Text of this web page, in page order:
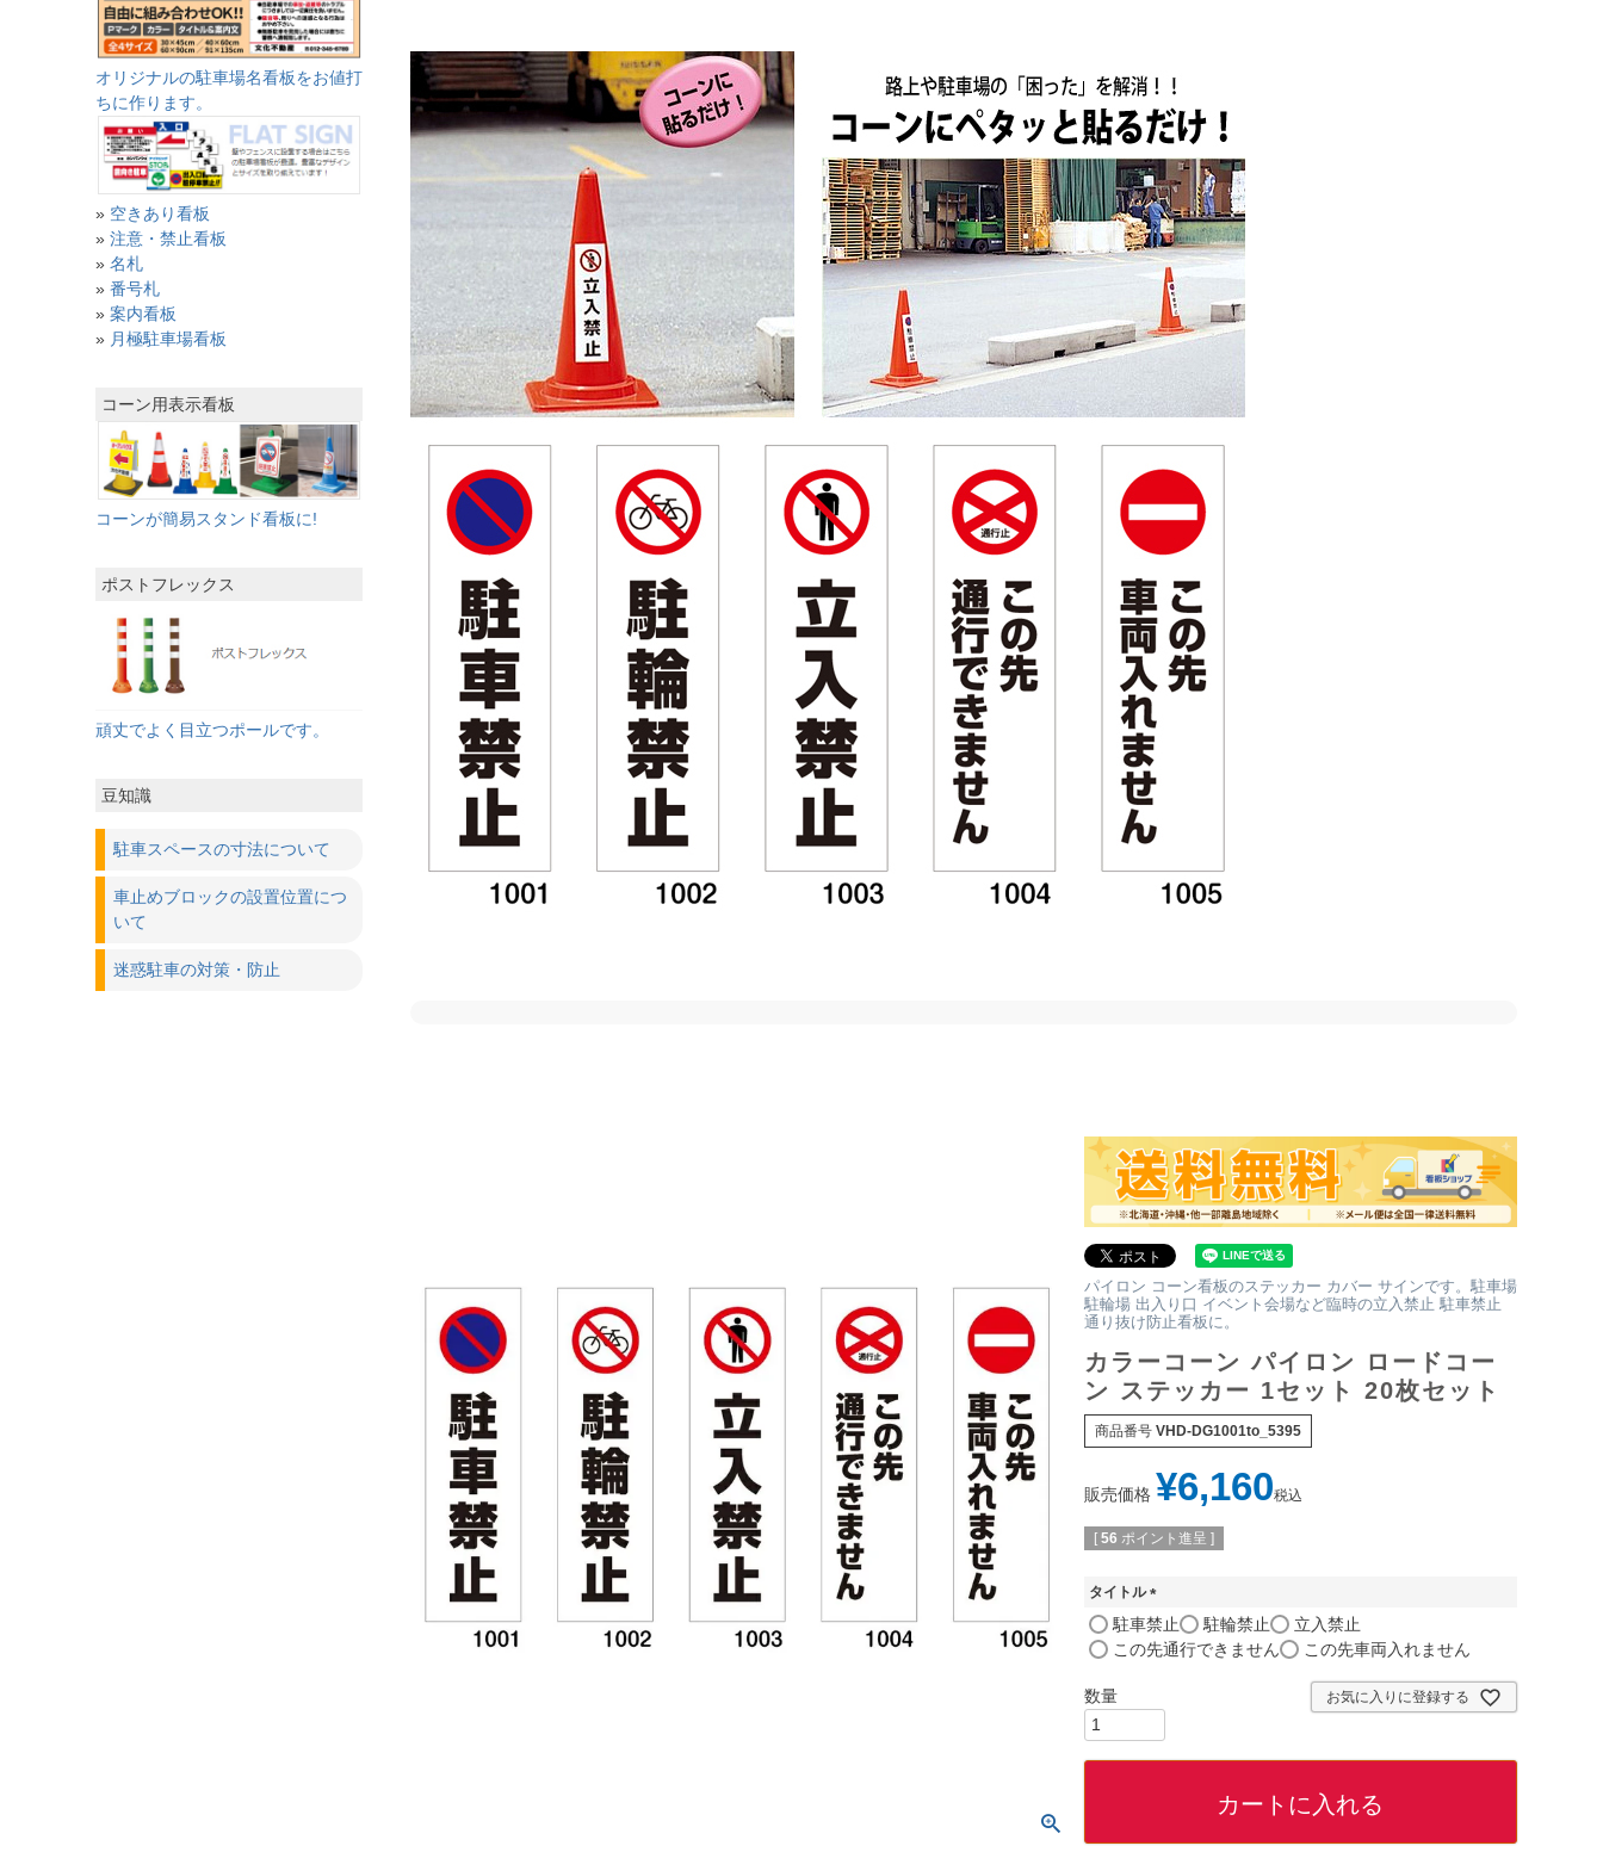
オリジナルの駐車場名看板をお値打
ちに作ります。
» 空きあり看板
» 注意・禁止看板
» 名札
» 番号札
» 案内看板
» 月極駐車場看板
コーン用表示看板
コーンが簡易スタンド看板に!
ポストフレックス
頑丈でよく目立つポールです。
豆知識
駐車スペースの寸法について
車止めブロックの設置位置につ
いて
迷惑駐車の対策・防止
パイロン コーン看板のステッカー カバー サインです。駐車場
駐輪場 出入り口 イベント会場など臨時の立入禁止 駐車禁止
通り抜け防止看板に。
カラーコーン パイロン ロードコー
ン ステッカー 1セット 20枚セット
商品番号 VHD-DG1001to_5395
販売価格 ¥6,160税込
[ 56 ポイント進呈 ]
タイトル
(
必
須
駐車禁止 駐輪禁止
立入禁止
この先通行できません
この先車両入れません
お気に入りに登録する
カートに入れる